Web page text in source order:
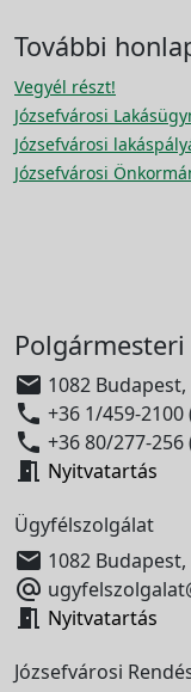
További
Vegyél részt!
Józsefvárosi
Józsefvárosi
Józsefvárosi
 1082
 +36 1/459-
 +36 80/277-
 Nyitvatartás
Ügyfélszolgálat
 1082

 Nyitvatartás
Józsefvárosi